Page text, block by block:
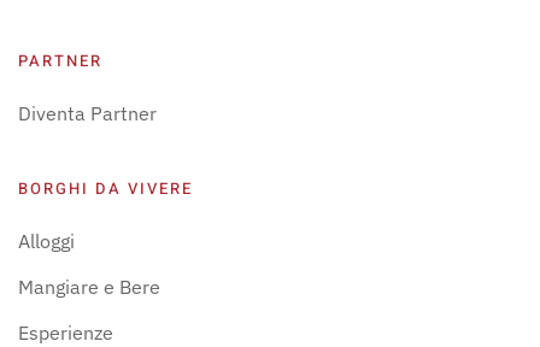
PARTNER
Diventa Partner
BORGHI DA VIVERE
Alloggi
Mangiare e Bere
Esperienze